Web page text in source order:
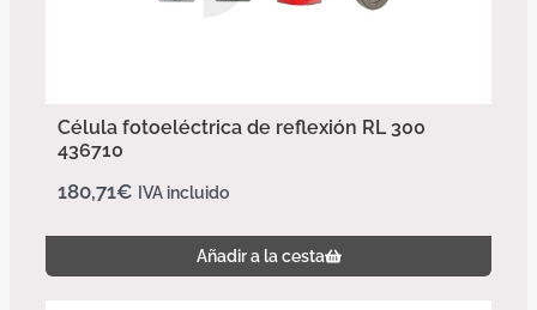
Célula fotoeléctrica de reflexión RL 300
436710
180,71€ IVA incluido
Añadir a la cesta